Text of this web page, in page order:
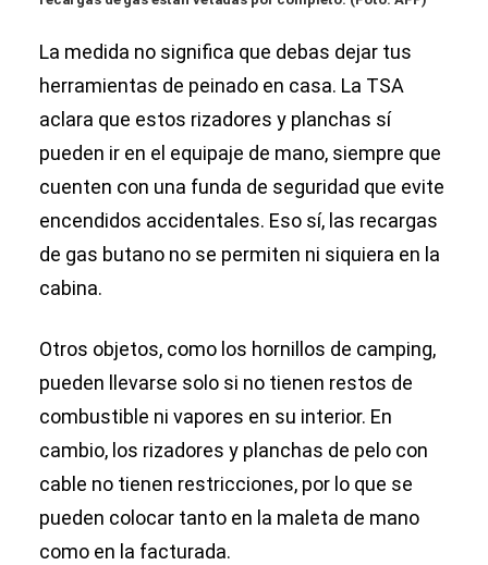
La medida no significa que debas dejar tus
herramientas de peinado en casa. La TSA
aclara que estos rizadores y planchas sí
pueden ir en el equipaje de mano, siempre que
cuenten con una funda de seguridad que evite
encendidos accidentales. Eso sí, las recargas
de gas butano no se permiten ni siquiera en la
cabina.
Otros objetos, como los hornillos de camping,
pueden llevarse solo si no tienen restos de
combustible ni vapores en su interior. En
cambio, los rizadores y planchas de pelo con
cable no tienen restricciones, por lo que se
pueden colocar tanto en la maleta de mano
como en la facturada.